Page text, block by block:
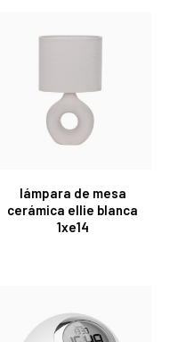
lámpara de mesa
cerámica ellie blanca
1xe14